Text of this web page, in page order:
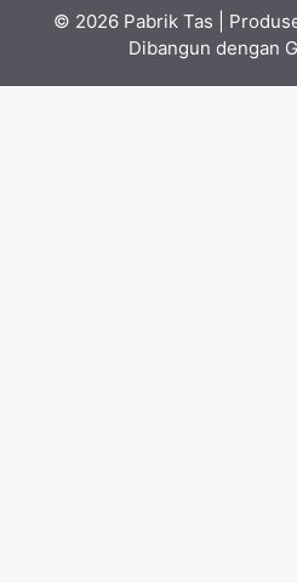
© 2026 Pabrik Tas |
Dibangun dengan